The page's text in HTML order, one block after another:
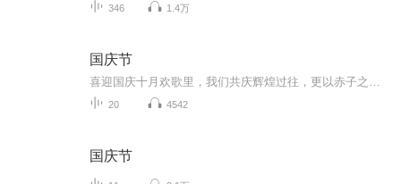
346 1.4万
国庆节
20 4542
国庆节